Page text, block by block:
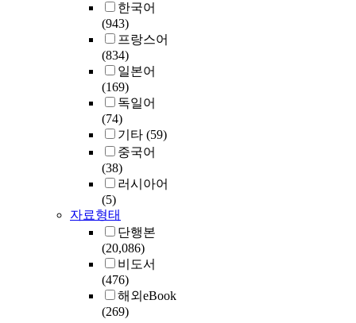
한국어
(943)
프랑스어
(834)
일본어
(169)
독일어
(74)
기타 (59)
중국어
(38)
러시아어
(5)
자료형태
단행본
(20,086)
비도서
(476)
해외eBook
(269)